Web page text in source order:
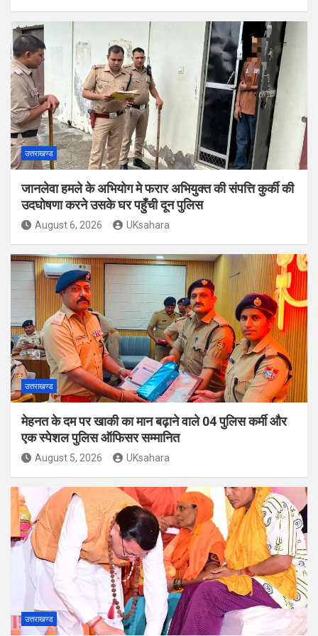
उत्तराखण्ड
जानलेवा हमले के अभियोग मे फरार अभियुक्त की संपत्ति कुर्की की
उदघोषणा करने उसके घर पहुँची दून पुलिस
August 6, 2026 UKsahara
उत्तराखण्ड
मेहनत के दम पर खाकी का मान बढ़ाने वाले 04 पुलिस कर्मी और
एक स्पेशल पुलिस ऑफिसर सम्मानित
August 5, 2026 UKsahara
उत्तराखण्ड